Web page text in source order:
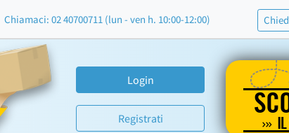
Chiamaci: 02 40700711 (lun - ven h. 10:00-12:00)
Login
Registrati